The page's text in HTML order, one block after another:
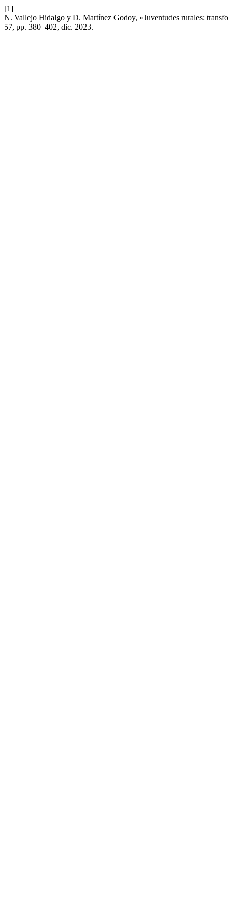
[1]
N. Vallejo Hidalgo y D. Martínez Godoy, «Juventudes rurales:
57, pp. 380–402, dic. 2023.